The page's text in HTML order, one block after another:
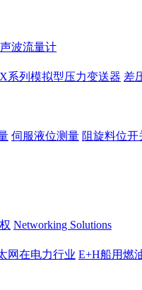
波流量计
系列模拟型压力变送器 差
伺服液位测量 阻旋料位开
Networking Solutions
网在电力行业 E+H船用燃